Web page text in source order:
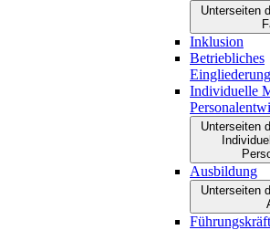
Unterseiten
Inklusion
Betriebliches
Individuelle
Unterseiten
Ausbildung
Unterseiten